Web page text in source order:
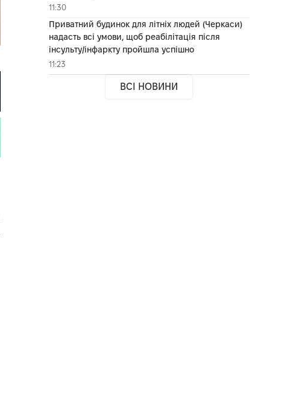
11:30
Приватний будинок для літніх людей (Черкаси)
надасть всі умови, щоб реабілітація після
інсульту/інфаркту пройшла успішно
11:23
ВСІ НОВИНИ